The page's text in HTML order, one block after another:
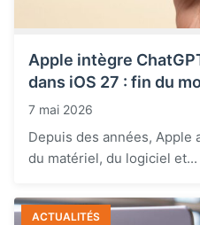
Apple intègre
dans iOS 27 : fin du
7 mai 2026
Depuis des années, Apple
du matériel, du logiciel et...
ACTUALITÉS